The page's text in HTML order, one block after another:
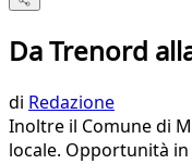
Da Trenord
di Redazione
Inoltre il Comune di
locale. Opportunità